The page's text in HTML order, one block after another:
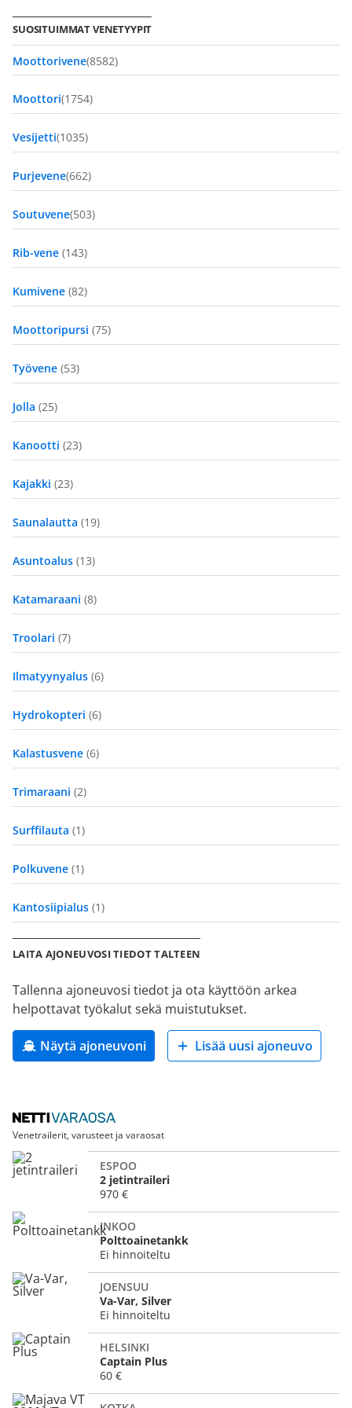
SUOSITUIMMAT VENETYYPIT
Moottorivene(8582)
Moottori(1754)
Vesijetti(1035)
Purjevene(662)
Soutuvene(503)
Rib-vene (143)
Kumivene (82)
Moottoripursi (75)
Työvene (53)
Jolla (25)
Kanootti (23)
Kajakki (23)
Saunalautta (19)
Asuntoalus (13)
Katamaraani (8)
Troolari (7)
Ilmatyynyalus (6)
Hydrokopteri (6)
Kalastusvene (6)
Trimaraani (2)
Surffilauta (1)
Polkuvene (1)
Kantosiipialus (1)
LAITA AJONEUVOSI TIEDOT TALTEEN
Tallenna ajoneuvosi tiedot ja ota käyttöön arkea
helpottavat työkalut sekä muistutukset.
Näytä ajoneuvoni Lisää uusi ajoneuvo
Venetrailerit, varusteet ja varaosat
ESPOO
2 jetintraileri
970 €
INKOO
Polttoainetankk
Ei hinnoiteltu
JOENSUU
Va-Var, Silver
Ei hinnoiteltu
HELSINKI
Captain Plus
60 €